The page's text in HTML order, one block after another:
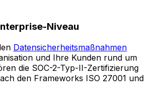
Niveau
Datensicherheitsmaßnahmen
und Ihre Kunden rund um
die SOC-2-Typ-II-Zertifizierung
den Frameworks ISO 27001 und